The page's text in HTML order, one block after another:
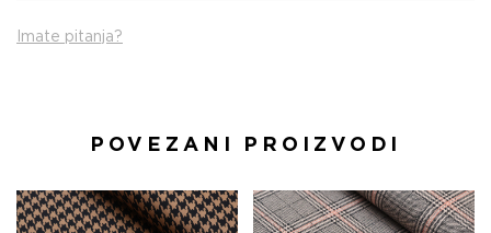
Imate pitanja?
POVEZANI PROIZVODI